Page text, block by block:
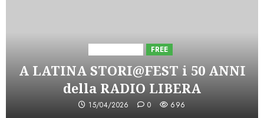
FREE
A LATINA STORI@FEST i 50 ANNI
della RADIO LIBERA
15/04/2026 0 696